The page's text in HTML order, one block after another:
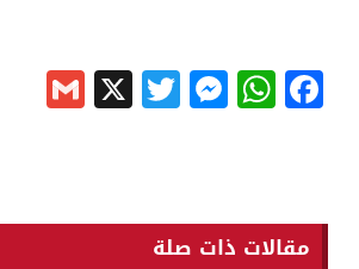
Facebook
WhatsApp
Messenger
Twitter
X
مقالات ذات صلة